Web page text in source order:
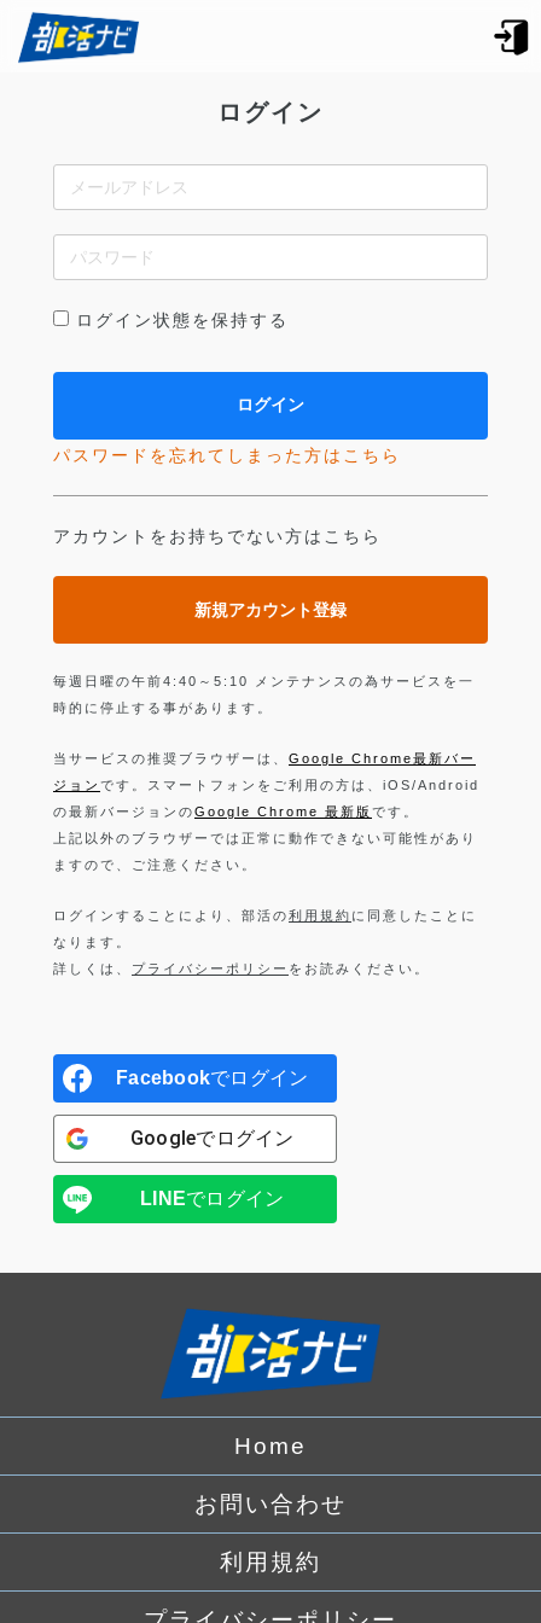
ログイン
ログイン状態を保持する
パスワードを忘れてしまった方はこちら
アカウントをお持ちでない方はこちら
新規アカウント登録
毎週日曜の午前4:40～5:10 メンテナンスの為サービスを一
時的に停止する事があります。
当サービスの推奨ブラウザーは、 Google Chrome最新バー
ジョン です。スマートフォンをご利用の方は、iOS/Android
の最新バージョンのGoogle Chrome 最新版 です。
上記以外のブラウザーでは正常に動作できない可能性があり
ますので、ご注意ください。
ログインすることにより、部活の利用規約 に同意したことに
なります。
詳しくは、 プライバシーポリシー をお読みください。
Facebookでログイン
Googleでログイン
LINEでログイン
Home
お問い合わせ
利用規約